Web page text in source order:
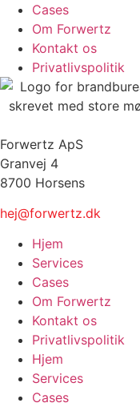
Cases
Om Forwertz
Kontakt os
Privatlivspolitik
Forwertz ApS
Granvej 4
8700 Horsens
hej@forwertz.dk
Hjem
Services
Cases
Om Forwertz
Kontakt os
Privatlivspolitik
Hjem
Services
Cases